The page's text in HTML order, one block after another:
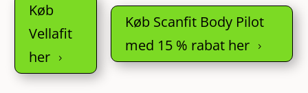
Køb
Vellafit
her
5
Køb Scanfit Body Pilot
med 15 % rabat her
5